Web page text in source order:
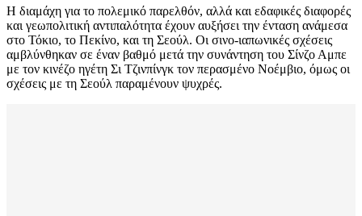
Η διαμάχη για το πολεμικό παρελθόν, αλλά και εδαφικές διαφορές
και γεωπολιτική αντιπαλότητα έχουν αυξήσει την ένταση ανάμεσα
στο Τόκιο, το Πεκίνο, και τη Σεούλ. Οι σινο-ιαπωνικές σχέσεις
αμβλύνθηκαν σε έναν βαθμό μετά την συνάντηση του Σίνζο Αμπε
με τον κινέζο ηγέτη Σι Τζινπίνγκ τον περασμένο Νοέμβιο, όμως οι
σχέσεις με τη Σεούλ παραμένουν ψυχρές.